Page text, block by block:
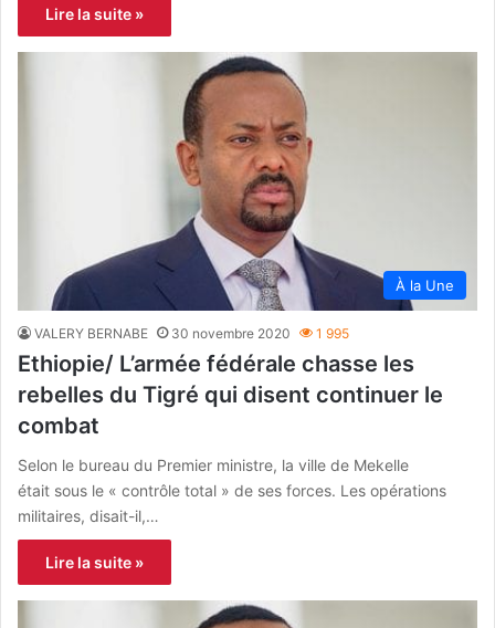
Lire la suite »
À la Une
VALERY BERNABE 30 novembre 2020 1 995
Ethiopie/ L’armée fédérale chasse les
rebelles du Tigré qui disent continuer le
combat
Selon le bureau du Premier ministre, la ville de Mekelle
était sous le « contrôle total » de ses forces. Les opérations
militaires, disait-il,…
Lire la suite »